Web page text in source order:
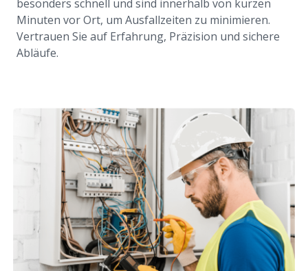
besonders schnell und sind innerhalb von kurzen
Minuten vor Ort, um Ausfallzeiten zu minimieren.
Vertrauen Sie auf Erfahrung, Präzision und sichere
Abläufe.